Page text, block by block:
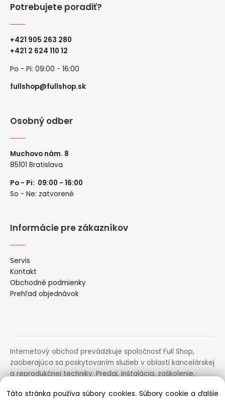
Potrebujete poradiť?
+421 905 263 280
+421 2 624 110 12
Po - Pi: 09:00 - 16:00
fullshop@fullshop.sk
Osobný odber
Muchovo nám. 8
85101 Bratislava
Po - Pi: 09:00 - 16:00
So - Ne: zatvorené
Informácie pre zákazníkov
Servis
Kontakt
Obchodné podmienky
Prehľad objednávok
Internetový obchod prevádzkuje spoločnosť Full Shop,
zaoberajúca sa poskytovaním služieb v oblasti kancelárskej
a reprodukčnej techniky. Predaj, inštalácia, zaškolenie,
zariadení.
Táto stránka používa súbory cookies. Súbory cookie a ďalšie